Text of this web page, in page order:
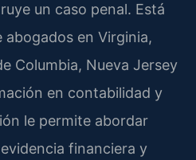
un caso penal. Está
en Virginia,
Columbia, Nueva Jersey
en contabilidad y
le permite abordar
financiera y